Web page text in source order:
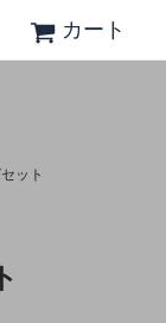
カート
ット